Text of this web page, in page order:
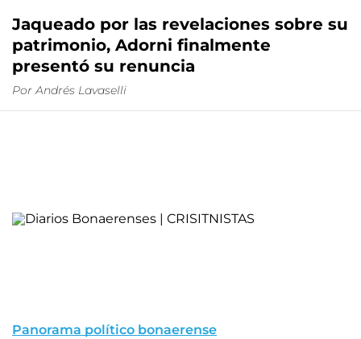
Jaqueado por las revelaciones sobre su
patrimonio, Adorni finalmente
presentó su renuncia
Por Andrés Lavaselli
Panorama político bonaerense